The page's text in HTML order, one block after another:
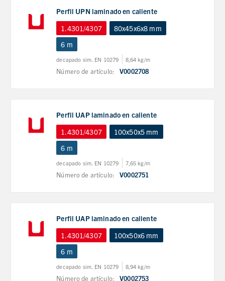
Perfil UPN laminado en caliente
1.4301/4307
80x45x6x8 mm
6 m
decapado sim. EN 10279 8,64 kg/m
Número de artículo: V0002708
Perfil UAP laminado en caliente
1.4301/4307
100x50x5 mm
6 m
decapado sim. EN 10279 7,65 kg/m
Número de artículo: V0002751
Perfil UAP laminado en caliente
1.4301/4307
100x50x6 mm
6 m
decapado sim. EN 10279 8,94 kg/m
Número de artículo: V0002753